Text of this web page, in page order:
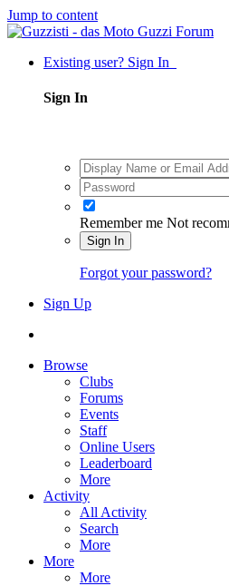
Jump to content
Existing user? Sign In
Sign In
Remember me Not
Sign In
Forgot your password?
Sign Up
Browse
Clubs
Forums
Events
Staff
Online Users
Leaderboard
More
Activity
All Activity
Search
More
More
More